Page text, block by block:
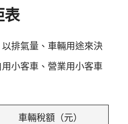
表
排氣量、車輛用途來決
小客車、營業用小客車
車輛稅額（元）